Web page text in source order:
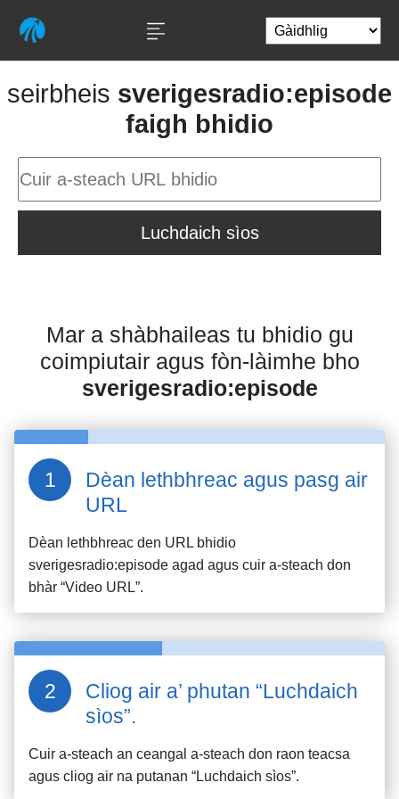
seirbheis sverigesradio:episode
faigh bhidio
Luchdaich sìos
Mar a shàbhaileas tu bhidio gu
coimpiutair agus fòn-làimhe bho
sverigesradio:episode
Dèan lethbhreac agus pasg air
URL
Dèan lethbhreac den URL bhidio
sverigesradio:episode agad agus cuir a-steach don
bhàr “Video URL”.
Cliog air a’ phutan “Luchdaich
sìos”.
Cuir a-steach an ceangal a-steach don raon teacsa
agus cliog air na putanan “Luchdaich sìos”.